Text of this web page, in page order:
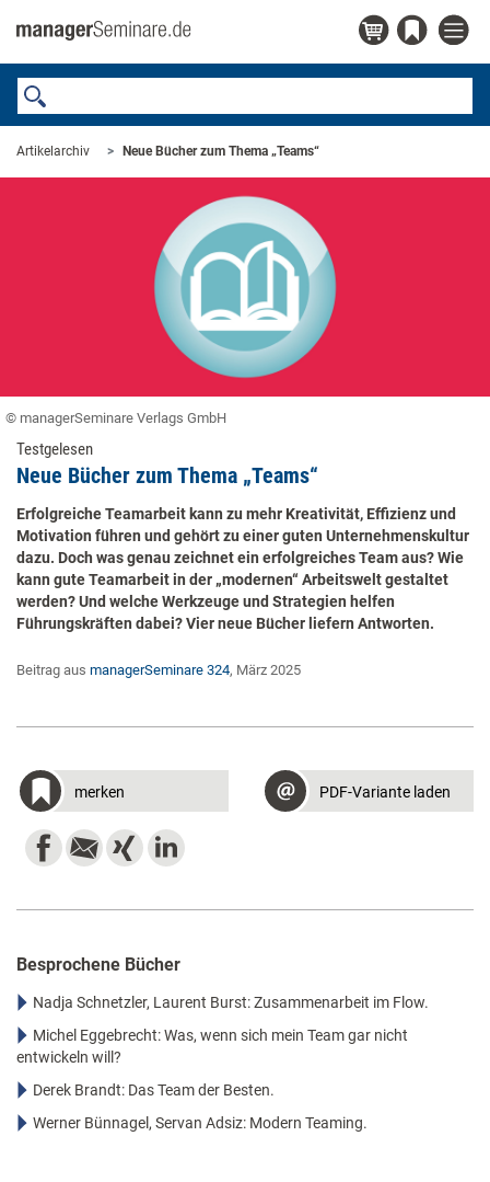
Artikelarchiv Neue Bücher zum Thema „Teams“
© managerSeminare Verlags GmbH
Testgelesen
Neue Bücher zum Thema „Teams“
Erfolgreiche Teamarbeit kann zu mehr Kreativität, Effizienz und
Motivation führen und gehört zu einer guten Unternehmenskultur
dazu. Doch was genau zeichnet ein erfolgreiches Team aus? Wie
kann gute Teamarbeit in der „modernen“ Arbeitswelt gestaltet
werden? Und welche Werkzeuge und Strategien helfen
Führungskräften dabei? Vier neue Bücher liefern Antworten.
Beitrag aus managerSeminare 324, März 2025
merken PDF-Variante laden
Besprochene Bücher
Nadja Schnetzler, Laurent Burst: Zusammenarbeit im Flow.
Michel Eggebrecht: Was, wenn sich mein Team gar nicht
entwickeln will?
Derek Brandt: Das Team der Besten.
Werner Bünnagel, Servan Adsiz: Modern Teaming.